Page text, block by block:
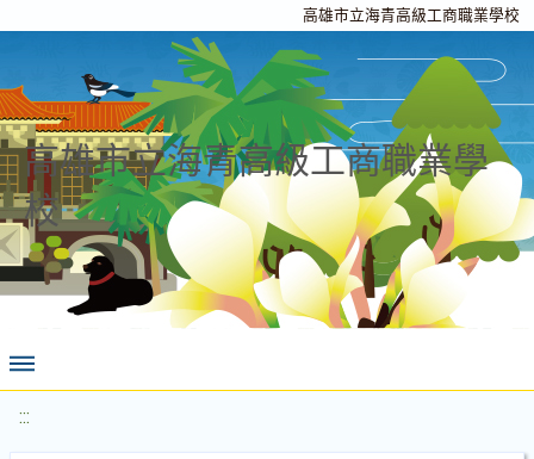
高雄市立海青高級工商職業學校
高雄市立海青高級工商職業學
校
:::